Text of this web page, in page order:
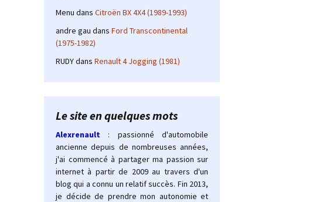
Menu dans Citroën BX 4X4 (1989-1993)
andre gau dans Ford Transcontinental
(1975-1982)
RUDYdans Renault 4 Jogging (1981)
Le site en quelques mots
Alexrenault
: passionné d'automobile
ancienne depuis de nombreuses années,
j'ai commencé à partager ma passion sur
internet à partir de 2009 au travers d'un
blog qui a connu un relatif succès. Fin 2013,
je décide de prendre mon autonomie et